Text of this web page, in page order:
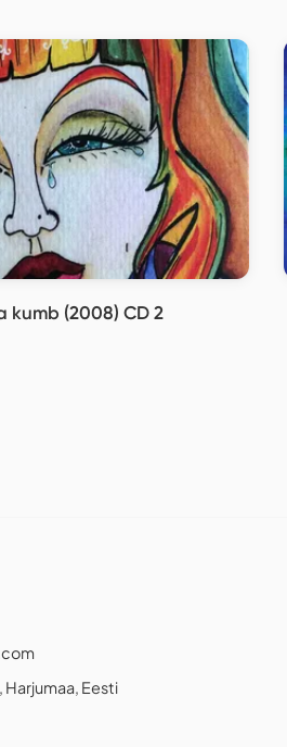
kumb (2008) CD 2
Harjumaa, Eesti